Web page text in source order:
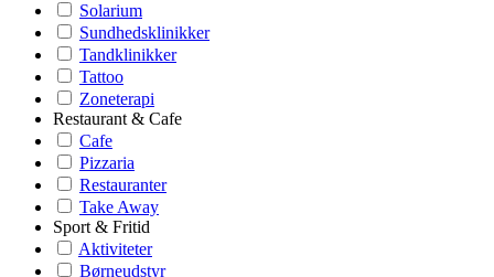
Solarium
Sundhedsklinikker
Tandklinikker
Tattoo
Zoneterapi
Restaurant & Cafe
Cafe
Pizzaria
Restauranter
Take Away
Sport & Fritid
Aktiviteter
Børneudstyr